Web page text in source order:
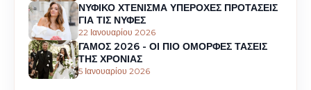
ΝΥΦΙΚΟ ΧΤΕΝΙΣΜΑ ΥΠΕΡΟΧΕΣ ΠΡΟΤΑΣΕΙΣ
ΓΙΑ ΤΙΣ ΝΥΦΕΣ
22 Ιανουαρίου 2026
ΓΑΜΟΣ 2026 - ΟΙ ΠΙΟ ΟΜΟΡΦΕΣ ΤΑΣΕΙΣ
ΤΗΣ ΧΡΟΝΙΑΣ
5 Ιανουαρίου 2026